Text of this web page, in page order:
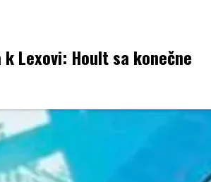
k Lexovi: Hoult sa konečne